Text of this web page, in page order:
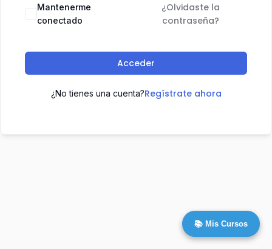
Mantenerme
conectado
¿Olvidaste la
contraseña?
Acceder
¿No tienes una cuenta?Regístrate ahora
📚 Mis Cursos